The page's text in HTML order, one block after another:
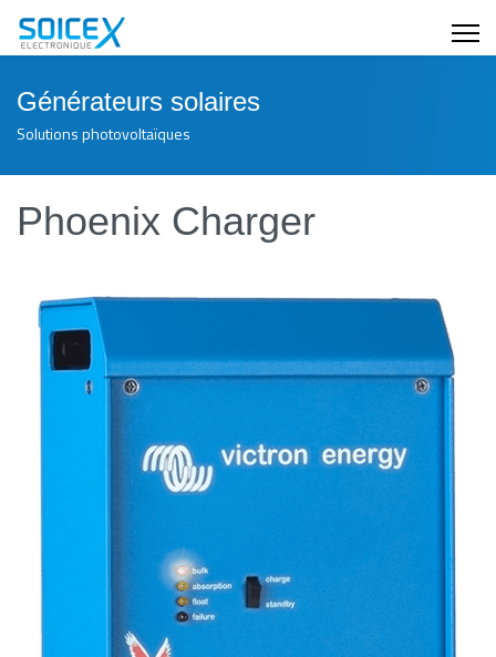
Générateurs solaires
Solutions photovoltaïques
Phoenix Charger